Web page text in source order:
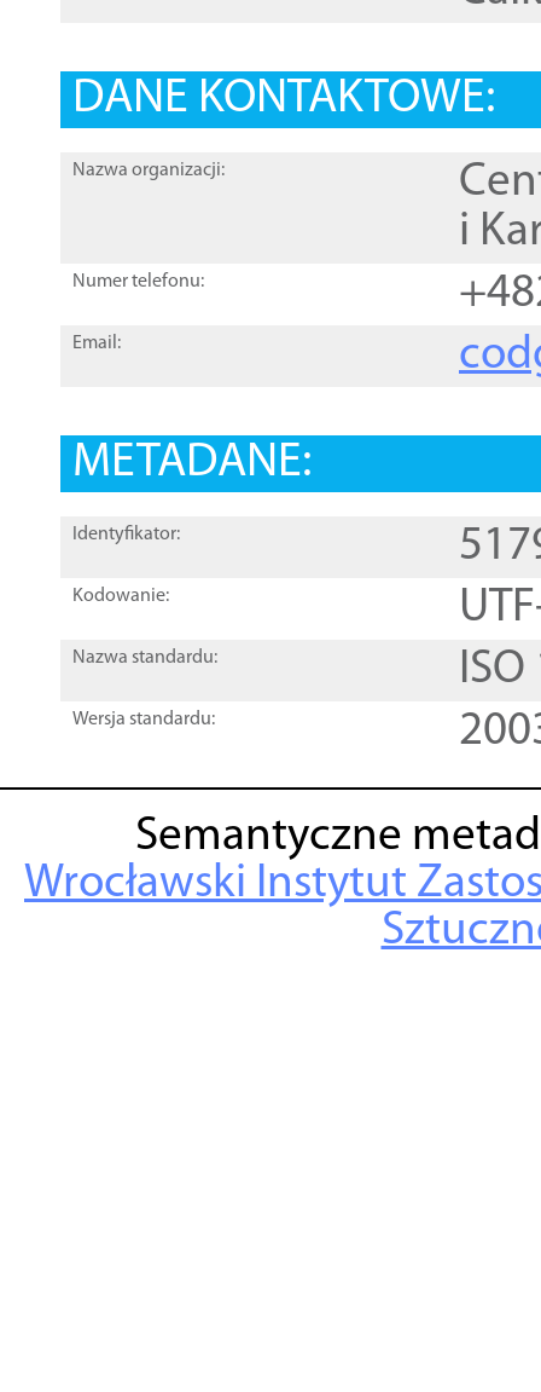
DANE KONTAKTOWE:
Nazwa organizacji:
i
Numer telefonu:
Email:
METADANE:
Identyfikator:
Kodowanie:
Nazwa standardu:
Wersja standardu:
Semantyczne
Wrocławski Instytut